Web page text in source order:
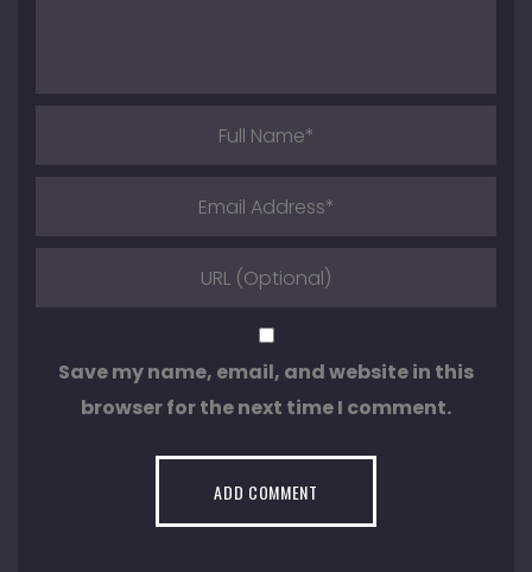
Save my name, email, and website in this
browser for the next time I comment.